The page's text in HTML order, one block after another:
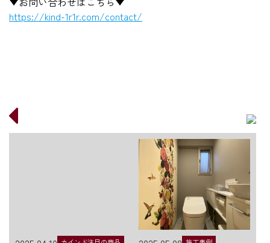
https://kind-1r1r.com/contact/